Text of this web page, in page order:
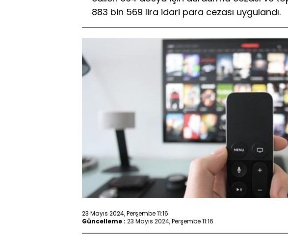
883 bin 569 lira idari para cezası uygulandı.
23 Mayıs 2024, Perşembe 11:16
Güncelleme : 23 Mayıs 2024, Perşembe 11:16